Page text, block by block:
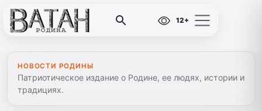
12+
НОВОСТИ РОДИНЫ
Патриотическое издание о Родине, ее людях, истории и
традициях.